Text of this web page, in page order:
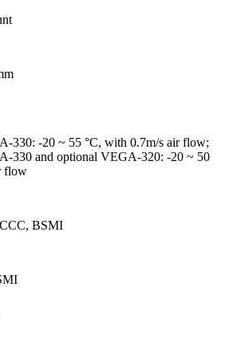
330: -20 ~ 55 °C, with 0.7m/s air flow;
330 and optional VEGA-320: -20 ~ 50
flow
BSMI